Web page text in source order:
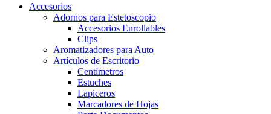
Accesorios
Adornos para Estetoscopio
Accesorios Enrollables
Clips
Aromatizadores para Auto
Artículos de Escritorio
Centímetros
Estuches
Lapiceros
Marcadores de Hojas